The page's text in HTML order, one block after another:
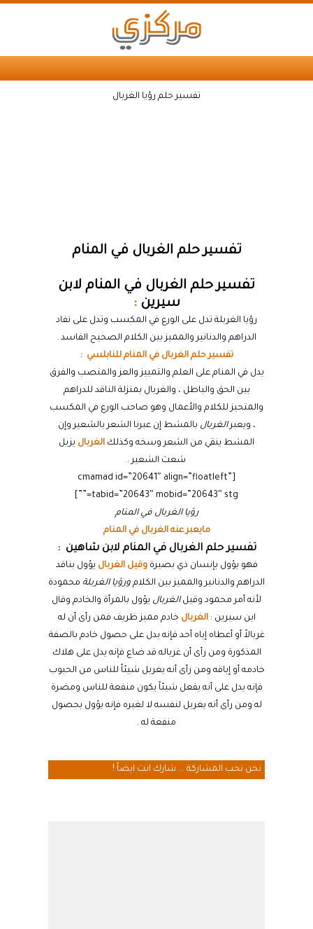
تفسير حلم رؤيا الغربال
تفسير حلم الغربال في المنام
تفسير حلم الغربال في المنام لابن
سيرين :
رؤيا الغربلة تدل على الورع في المكسب وتدل على نفاد
الدراهم والدنانير والمميز بين الكلام الصحيح الفاسد .
تفسير حلم الغربال في المنام للنابلسي :
يدل في المنام على العلم والتمييز والعز والمنصب والفرق
بين الحق والباطل ، والغربال بمنزلة الناقد للدراهم
والمتحيز للكلام والأعمال وهو صاحب الورع في المكسب
، ويعبرالغربال بالمشط إن عبرنا الشعر بالشعير وإن
المشط ينقي من الشعر وسخه وكذلك الغربال يزيل
شعث الشعير .
[cmamad id=”20641″ align=”floatleft”
tabid=”20643″ mobid=”20643″ stg=””]
رؤيا الغربال في المنام
مايعبر عنه الغربال في المنام
تفسير حلم الغربال في المنام لابن شاهين :
فهو يؤول بإنسان ذي بصيرةوقيل الغربال يؤول بناقد
الدراهم والدنانير والمميز بين الكلام ورؤيا الغربلة محمودة
لأنه أمر محمود وقيلالغربال يؤول بالمرأة والخادم وقال
ابن سيرين :الغربال خادم مميز ظريف فمن رأى أن له
غربالاً أو أعطاه إياه أحد فإنه يدل على حصول خادم بالصفة
المذكورة ومن رأى أن غرباله قد ضاع فإنه يدل على هلاك
خادمه أو إباقه ومن رأى أنه يغربل شيئاً للناس من الحبوب
فإنه يدل على أنه يفعل شيئاً يكون منفعة للناس ومضرة
له ومن رأى أنه يغربل لنفسه لا لغيره فإنه يؤول بحصول
منفعة له .
نحن نحب المشاركة ... شارك انت ايضاً !